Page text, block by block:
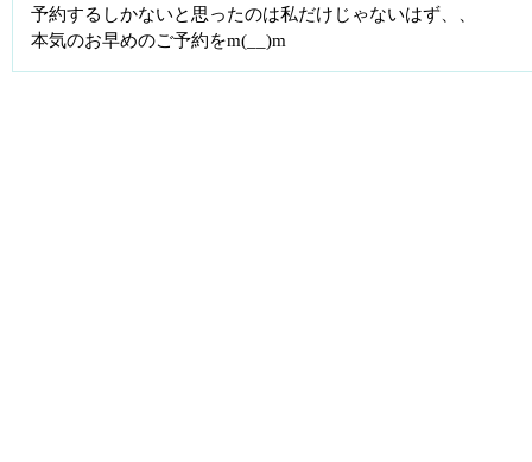
予約するしかないと思ったのは私だけじゃないはず、、
本気のお早めのご予約をm(__)m